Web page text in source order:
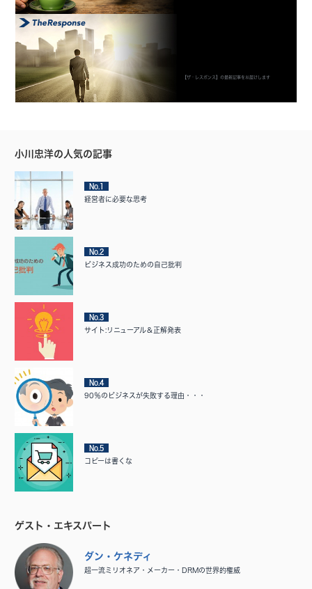
【ザ・レスポンス】の最新記事をお届けします
小川忠洋の人気の記事
No.1
経営者に必要な思考
No.2
ビジネス成功のための自己批判
No.3
サイト:リニューアル＆正解発表
No.4
90％のビジネスが失敗する理由・・・
No.5
コピーは書くな
ゲスト・エキスパート
ダン・ケネディ
超一流ミリオネア・メーカー・DRMの世界的権威